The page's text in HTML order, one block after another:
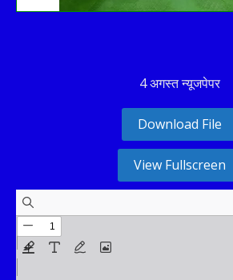
4 अगस्त न्यूजपेपर
Download File
View Fullscreen